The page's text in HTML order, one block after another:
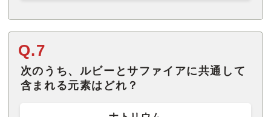
Q.7
次のうち、ルビーとサファイアに共通して
含まれる元素はどれ？